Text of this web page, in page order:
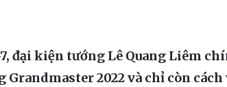
đại kiện tướng Lê Quang Liêm
2022 và chỉ còn